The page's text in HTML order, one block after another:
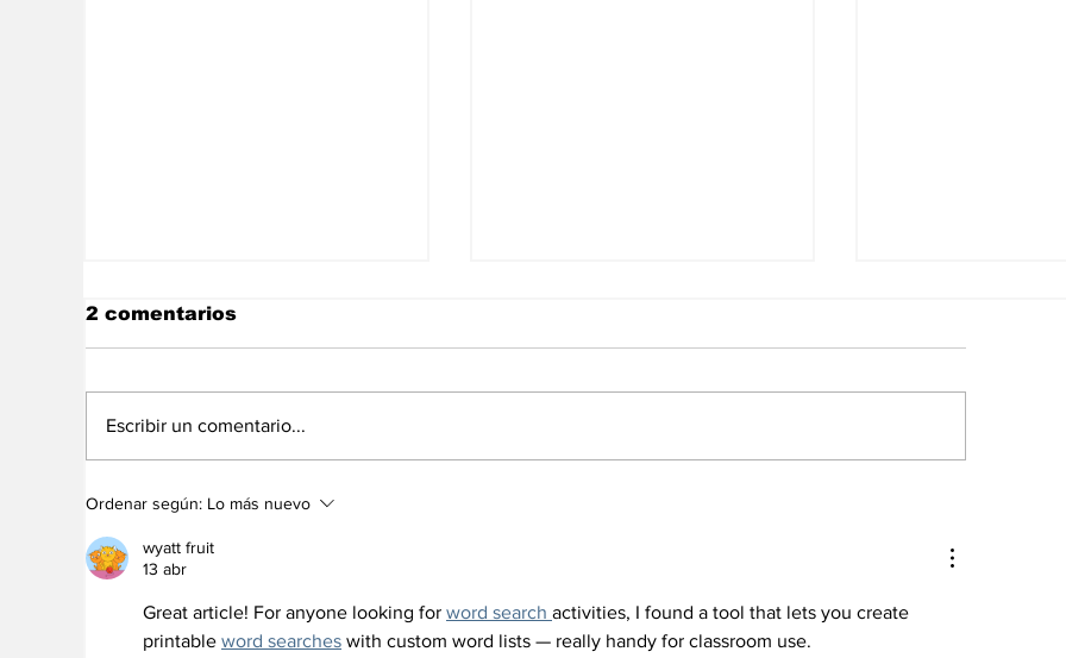
“Los iraníes no somos
chavistas y menos aún
rodriguistas ¡Que Alá
nos proteja!”
2 comentarios
Escribir un comentario...
Ordenar según: Lo más nuevo
wyatt fruit
13 abr
Great article! For anyone looking for word search activities, I found a tool that lets you create
printable word searches with custom word lists — really handy for classroom use.